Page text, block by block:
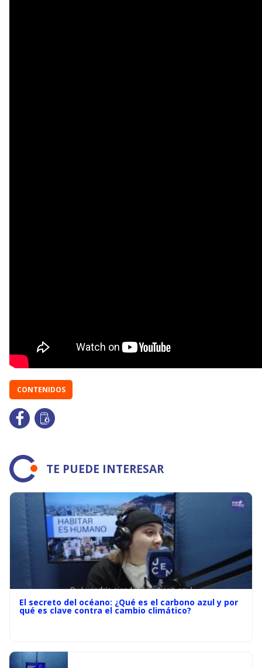
CONTENIDOS
TE PUEDE INTERESAR
El secreto del océano: ¿Qué es el carbono azul y por
qué es clave contra el cambio climático?